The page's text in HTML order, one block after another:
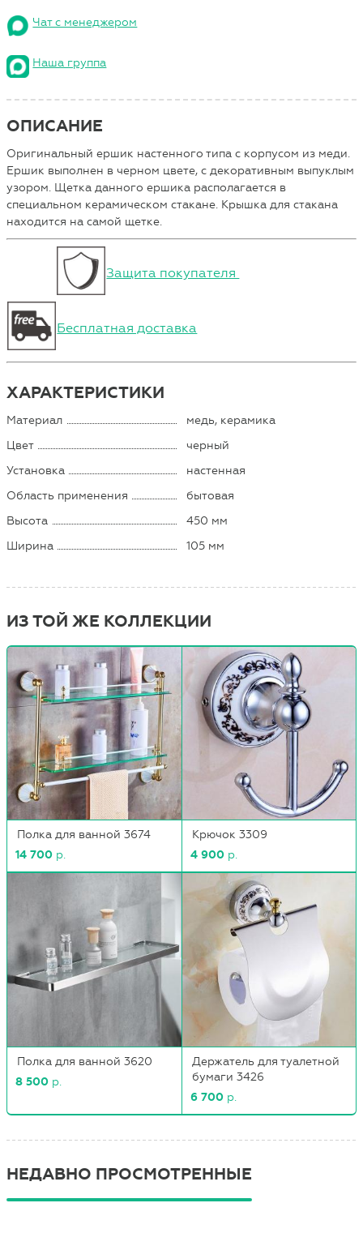
Чат с менеджером
Наша группа
ОПИСАНИЕ
Оригинальный ершик настенного типа с корпусом из меди.
Ершик выполнен в черном цвете, с декоративным выпуклым
узором. Щетка данного ершика располагается в
специальном керамическом стакане. Крышка для стакана
находится на самой щетке.
Защита покупателя
Бесплатная доставка
ХАРАКТЕРИСТИКИ
Материал
медь, керамика
Цвет
черный
Установка
настенная
Область применения
бытовая
Высота
450 мм
Ширина
105 мм
ИЗ ТОЙ ЖЕ КОЛЛЕКЦИИ
Полка для ванной 3674
14 700 р.
Крючок 3309
4 900 р.
Полка для ванной 3620
8 500 р.
Держатель для туалетной
бумаги 3426
6 700 р.
НЕДАВНО ПРОСМОТРЕННЫЕ